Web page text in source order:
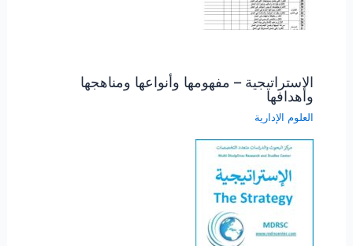
الاستراتيجية – مفهومها وأنواعها ومناهجها
وأهدافها
العلوم الإدارية